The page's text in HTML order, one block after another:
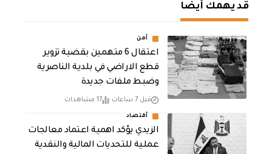
قد يهمك أيضا
أمن
اعتقال 6 متهمين بقضية تزوير
قطع الاراضي في بلدية الناصرية
وضبط ملفات جديدة
قبل 7 ساعات 17 مشاهدات
أقتصاد
الزيدي يؤكد اهمية اعتماد معالجات
عملية للتحديات المالية والنقدية